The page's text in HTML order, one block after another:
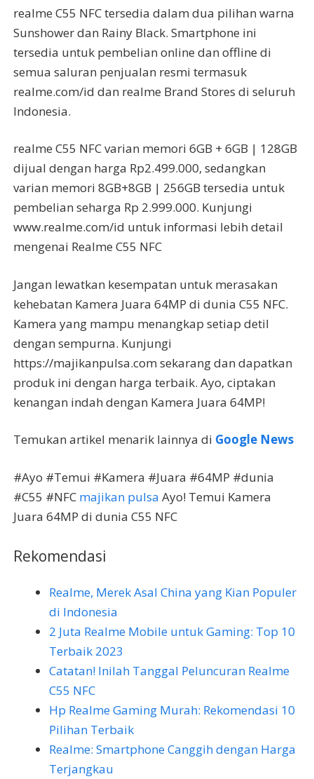
realme C55 NFC tersedia dalam dua pilihan warna
Sunshower dan Rainy Black. Smartphone ini
tersedia untuk pembelian online dan offline di
semua saluran penjualan resmi termasuk
realme.com/id dan realme Brand Stores di seluruh
Indonesia.
realme C55 NFC varian memori 6GB + 6GB | 128GB
dijual dengan harga Rp2.499.000, sedangkan
varian memori 8GB+8GB | 256GB tersedia untuk
pembelian seharga Rp 2.999.000. Kunjungi
www.realme.com/id untuk informasi lebih detail
mengenai Realme C55 NFC
Jangan lewatkan kesempatan untuk merasakan
kehebatan Kamera Juara 64MP di dunia C55 NFC.
Kamera yang mampu menangkap setiap detil
dengan sempurna. Kunjungi
https://majikanpulsa.com sekarang dan dapatkan
produk ini dengan harga terbaik. Ayo, ciptakan
kenangan indah dengan Kamera Juara 64MP!
Temukan artikel menarik lainnya di Google News
#Ayo #Temui #Kamera #Juara #64MP #dunia
#C55 #NFC majikan pulsa Ayo! Temui Kamera
Juara 64MP di dunia C55 NFC
Rekomendasi
Realme, Merek Asal China yang Kian Populer
di Indonesia
2 Juta Realme Mobile untuk Gaming: Top 10
Terbaik 2023
Catatan! Inilah Tanggal Peluncuran Realme
C55 NFC
Hp Realme Gaming Murah: Rekomendasi 10
Pilihan Terbaik
Realme: Smartphone Canggih dengan Harga
Terjangkau